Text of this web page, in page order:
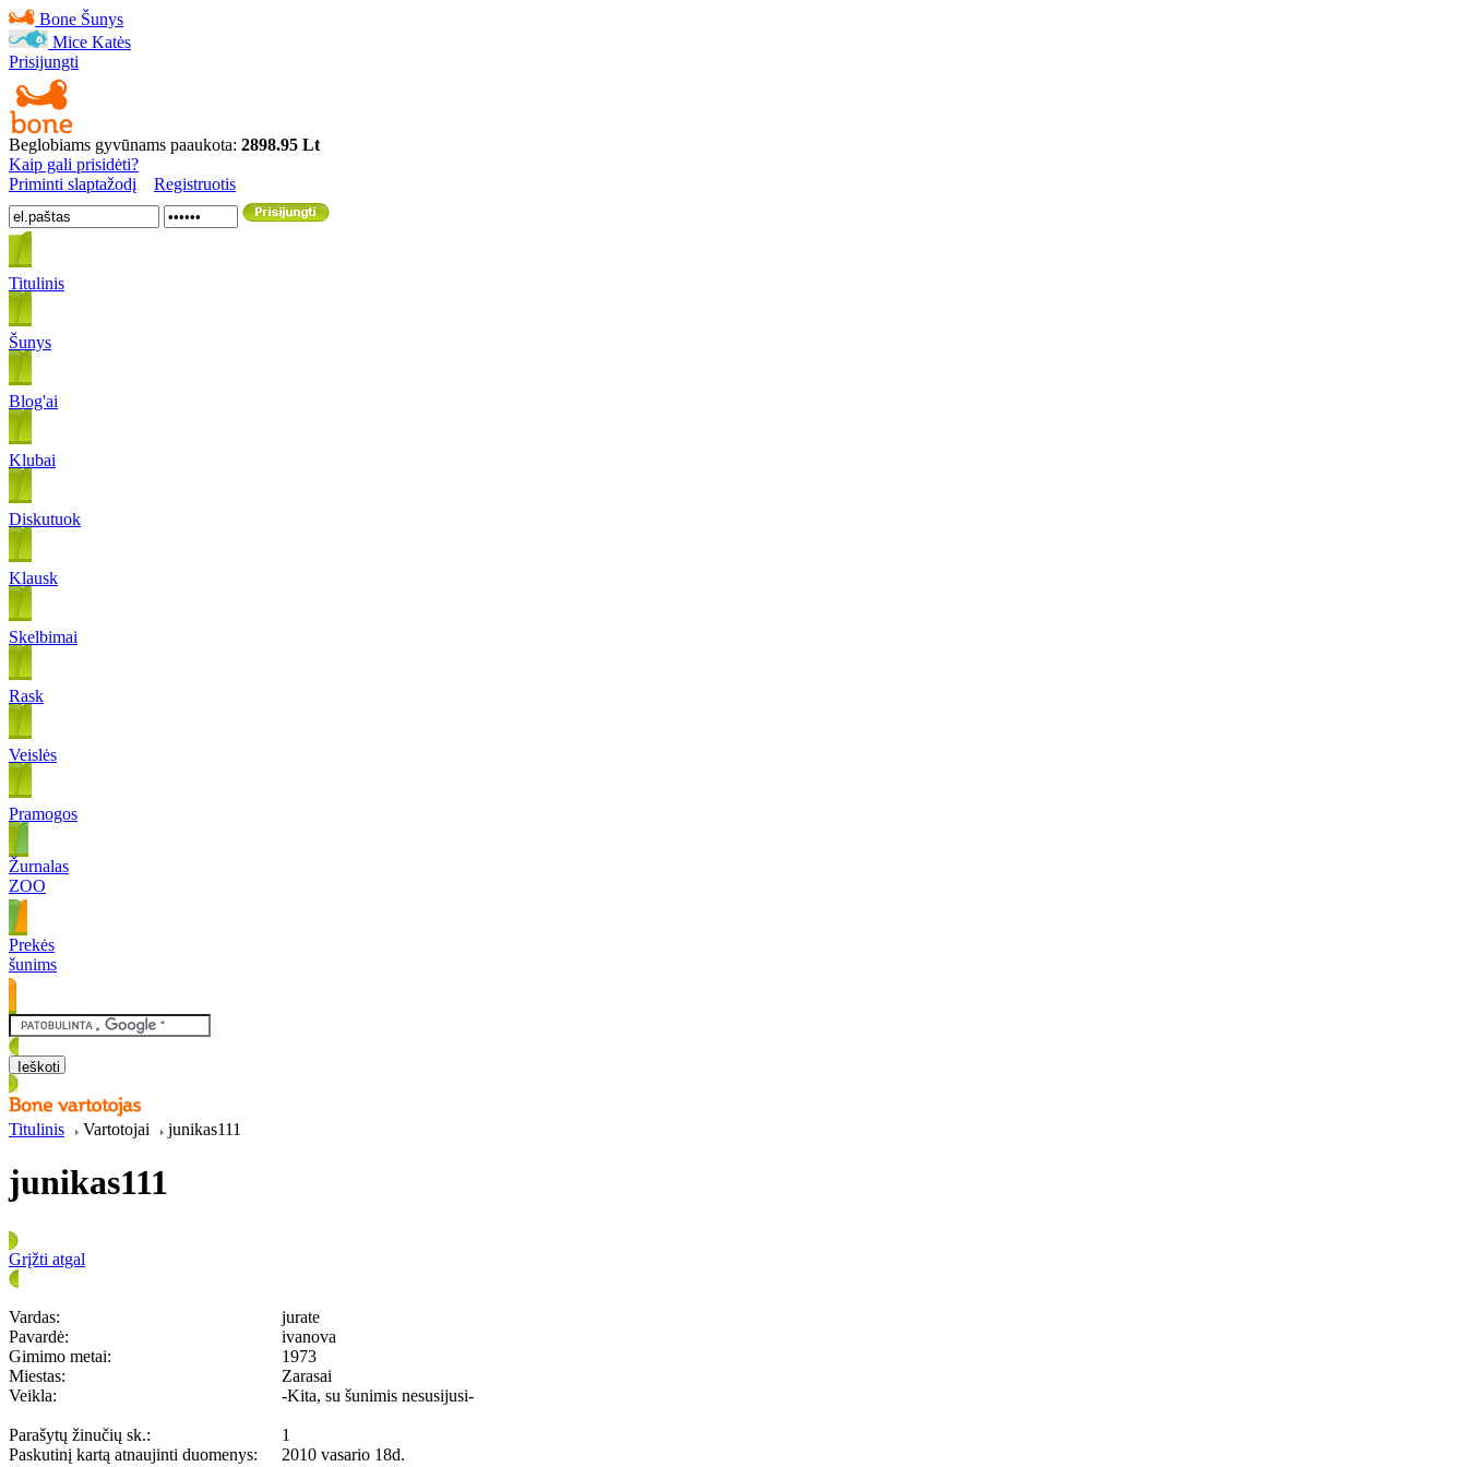
Bone Šunys
Mice Katės
Prisijungti
Beglobiams gyvūnams paaukota: 2898.95 Lt
Kaip gali prisidėti?
Priminti slaptažodį
Registruotis
Titulinis
Šunys
Blog'ai
Klubai
Diskutuok
Klausk
Skelbimai
Rask
Veislės
Pramogos
Žurnalas
ZOO
Prekės
šunims
Titulinis Vartotojai junikas111
junikas111
Grįžti atgal
Vardas:
jurate
Pavardė:
ivanova
Gimimo metai:
1973
Miestas:
Zarasai
Veikla:
-Kita, su šunimis nesusijusi-
Parašytų žinučių sk.:
1
Paskutinį kartą atnaujinti duomenys:
2010 vasario 18d.